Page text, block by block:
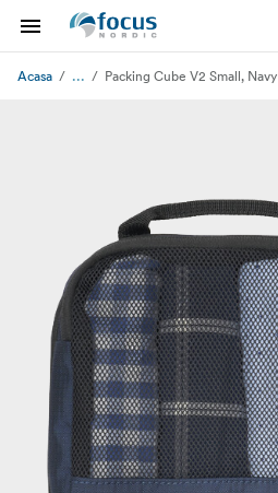
Acasa ... Packing Cube V2 Small, Navy